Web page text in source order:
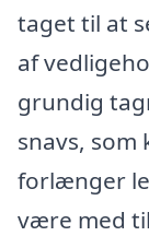
taget til at
af
grundig
snavs, som
forlænger
være med